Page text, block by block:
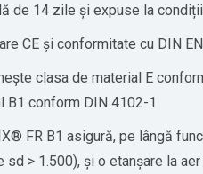
de 14 zile și expuse la
CE și conformitate cu DIN
clasa de material E
B1 conform DIN 4102-1
FR B1 asigură, pe lângă
sd > 1.500), și o etanșare la